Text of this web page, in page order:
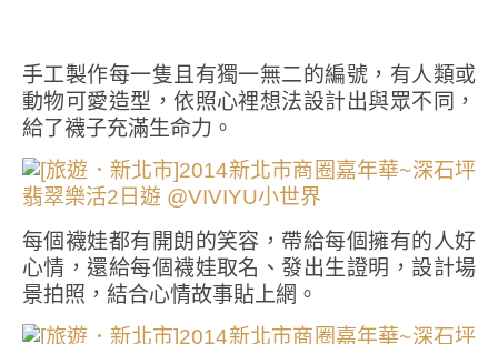
手工製作每一隻且有獨一無二的編號，有人類或
動物可愛造型，依照心裡想法設計出與眾不同，
給了襪子充滿生命力。
每個襪娃都有開朗的笑容，帶給每個擁有的人好
心情，還給每個襪娃取名、發出生證明，設計場
景拍照，結合心情故事貼上網。